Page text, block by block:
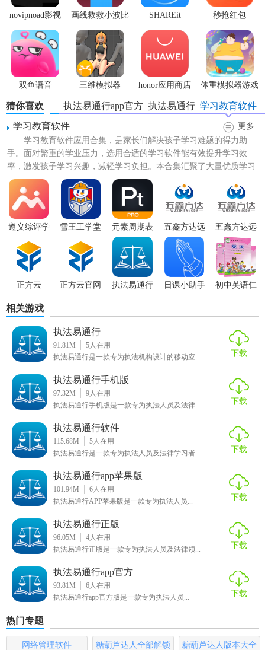
考试氛围，缓解考试时的紧张情绪。
3. 题目收藏：对于重要的题目，用户可以进行收藏，方便下
次继续练习和回顾。
4. 实时更新：软件会实时更新法律知识和考试信息，确保用
户获取到最新、最准确的学习资料。
执法易通行最新版内容
1. 在线答题：用户可以在软件内进行在线答题，选择答案后
提交，并可以查看答题结果和正确答案。
自己的审批情况。
3. 单据处理：软件支持单据处理功能，用户可以查看单据处
理的进度和结果。
4. 回答记录：软件会详细记录用户的答题情况，包括答题时
间、已选答案和正确答案等，方便用户进行自我评估和反
思。
执法易通行最新版玩法
1. 注册登录：用户首先需要注册并登录执法易通行最新版，
才能使用其各项功能。
2. 浏览学习资料：用户可以浏览软件内的学习资料，包括考
试大纲、真题和练习题等。
并提交。如需重新答题，可以点击“重新回答”。
4. 查看进度：用户可以在软件内查看自己的资格审查、单据
处理和答题记录等进度情况。
5. 互动学习：软件内设有互动学习社区，用户可以在此与其
执法易通行最新版推荐
种功能于一体，帮助执法人员更好地学习和工作。无论是备
考执法资格考试还是日常执法工作，这款软件都能提供极大
人员来说，执法易通行最新版是一款不可或缺的工具。
novipnoad影视
平台手机版
画线救救小波比
最新版
SHAREit
秒抢红包
app2.7.3
双鱼语音
三维模拟器
1.5.23
honor应用商店 体重模拟器游戏
猜你喜欢 学习教育软件
执法易通行
执法易通行app官方
学习教育软件
更多
学习教育软件应用合集，是家长们解决孩子学习难题的得力助
手。面对繁重的学业压力，选用合适的学习软件能有效提升学习效
率，激发孩子学习兴趣，减轻学习负担。本合集汇聚了大量优质学习
软件，涵盖各学科内容，操作简...
遵义综评学
雪王工学堂
元素周期表
专业版
五鑫方达远
程教育官网
五鑫方达远
程教育软件
正方云 正方云官网
执法易通行
日课小助手
初中英语仁
相关游戏
执法易通行
91.81M 5 人在用
执法易通行是一款专为执法机构设计的移动应...
下载
执法易通行手机版
97.32M 9 人在用
执法易通行手机版是一款专为执法人员及法律...
下载
执法易通行软件
115.68M 5 人在用
执法易通行是一款专为执法人员及法律学习者...
下载
执法易通行app苹果版
101.94M 6 人在用
执法易通行APP苹果版是一款专为执法人员...
下载
执法易通行正版
96.05M 4 人在用
执法易通行正版是一款专为执法人员及法律领...
下载
执法易通行app官方
93.81M 6 人在用
执法易通行app官方版是一款专为执法人员...
下载
热门专题
网络管理软件
糖葫芦达人全部解锁
糖葫芦达人版本大全